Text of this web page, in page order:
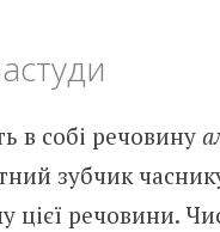
в собі речовину
зубчик
цієї речовини.